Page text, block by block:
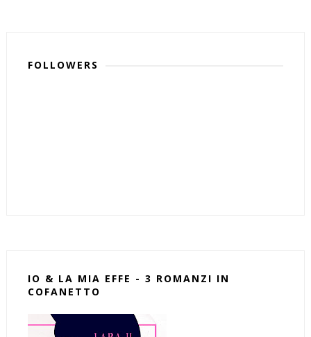
FOLLOWERS
IO & LA MIA EFFE - 3 ROMANZI IN
COFANETTO